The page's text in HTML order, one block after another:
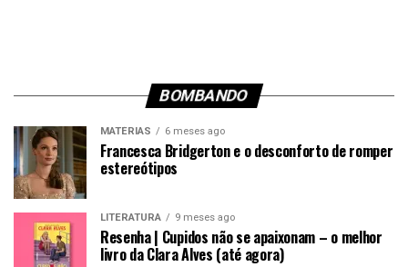
BOMBANDO
MATÉRIAS 6 meses ago
Francesca Bridgerton e o desconforto de romper
estereótipos
LITERATURA 9 meses ago
Resenha | Cupidos não se apaixonam – o melhor
livro da Clara Alves (até agora)